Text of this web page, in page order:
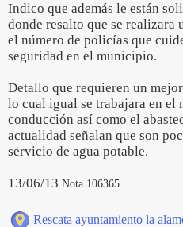
Indico que además le están
donde resalto que se realizara
el número de policías que
seguridad en el municipio.
Detallo que requieren un
lo cual igual se trabajara en el
conducción así como el
actualidad señalan que son
servicio de agua potable.
13/06/13 Nota 106365
Rescata ayuntamiento la